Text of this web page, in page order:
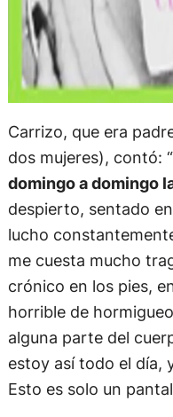
Carrizo, que era
dos mujeres), contó: “
domingo a domingo
despierto, sentado
lucho
me cuesta mucho
crónico en los pies,
horrible de
alguna parte del
estoy así todo el día,
Esto es solo un